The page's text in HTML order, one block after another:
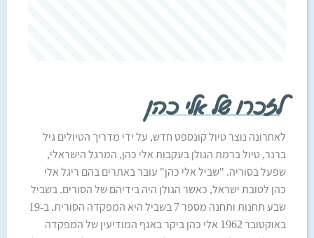
לזכרו של אלי כהן
לאחרונה נוצר טיול קונספט חדש, על ידי מדריך הטיולים גיל
ברנר, טיול ברמת הגולן בעקבות אלי כהן, המרגל הישראלי,
שפעל בסוריה. "שביל אלי כהן" עובר באתרים בהם ריגל אלי
כהן לטובת ישראל, כאשר הגולן היה בידיהם של הסורים. בשביל
שבע תחנות ותחנה מספר 7 בשביל היא המפקדה הסורית. ב-19
באוקטובר 1962 אלי כהן ביקר באגף המודיעין של המפקדה